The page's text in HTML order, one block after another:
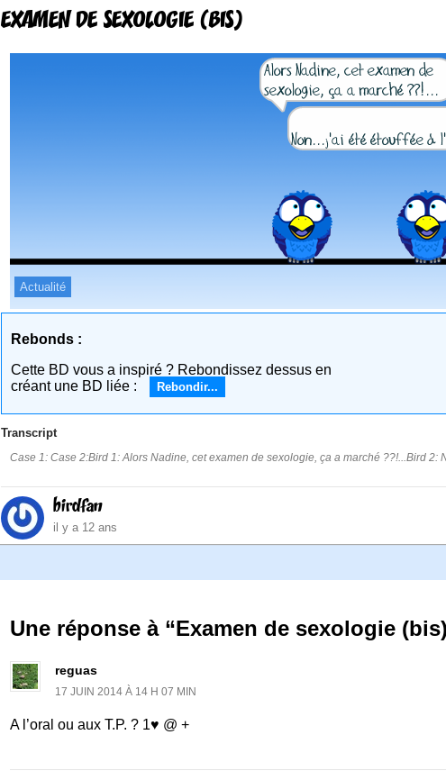
EXAMEN DE SEXOLOGIE (BIS)
Actualité
Rebonds :
Cette BD vous a inspiré ? Rebondissez dessus en
créant une BD liée :
Rebondir...
Transcript
Case 1: Case 2:Bird 1: Alors Nadine, cet examen de sexologie, ça a marché ??!...Bird 2:
birdfan
il y a 12 ans
Une réponse à “Examen de sexologie
reguas
17 JUIN 2014 À 14 H 07 MIN
A l’oral ou aux T.P. ? 1♥ @ +